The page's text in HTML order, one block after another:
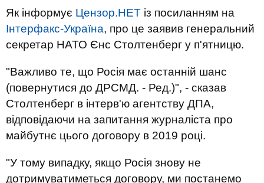
Як інформує Цензор.НЕТ із посиланням на
Інтерфакс-Україна, про це заявив генеральний
секретар НАТО Єнс Столтенберг у п'ятницю.
"Важливо те, що Росія має останній шанс
(повернутися до ДРСМД. - Ред.)", - сказав
Столтенберг в інтерв'ю агентству ДПА,
відповідаючи на запитання журналіста про
майбутнє цього договору в 2019 році.
"У тому випадку, якщо Росія знову не
дотримуватиметься договору, ми постанемо